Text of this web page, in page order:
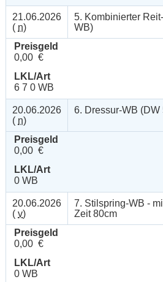
21.06.2026
( n)
5. Kombinierter
WB)
Preisgeld
0,00 €
LKL/Art
6 7 0 WB
20.06.2026
( n)
6. Dressur-WB (DW
Preisgeld
0,00 €
LKL/Art
0 WB
20.06.2026
( v)
7. Stilspring-WB -
Zeit 80cm
Preisgeld
0,00 €
LKL/Art
0 WB